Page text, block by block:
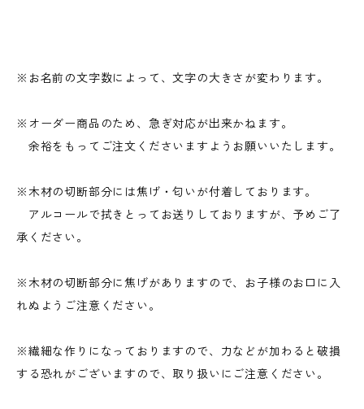
※お名前の文字数によって、文字の大きさが変わります。
※オーダー商品のため、急ぎ対応が出来かねます。
余裕をもってご注文くださいますようお願いいたします。
※木材の切断部分には焦げ・匂いが付着しております。
アルコールで拭きとってお送りしておりますが、予めご了
承ください。
※木材の切断部分に焦げがありますので、お子様のお口に入
れぬようご注意ください。
※繊細な作りになっておりますので、力などが加わると破損
する恐れがございますので、取り扱いにご注意ください。